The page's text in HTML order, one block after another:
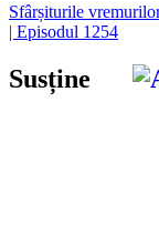
Sfârșiturile
| Episodul 1254
Susține